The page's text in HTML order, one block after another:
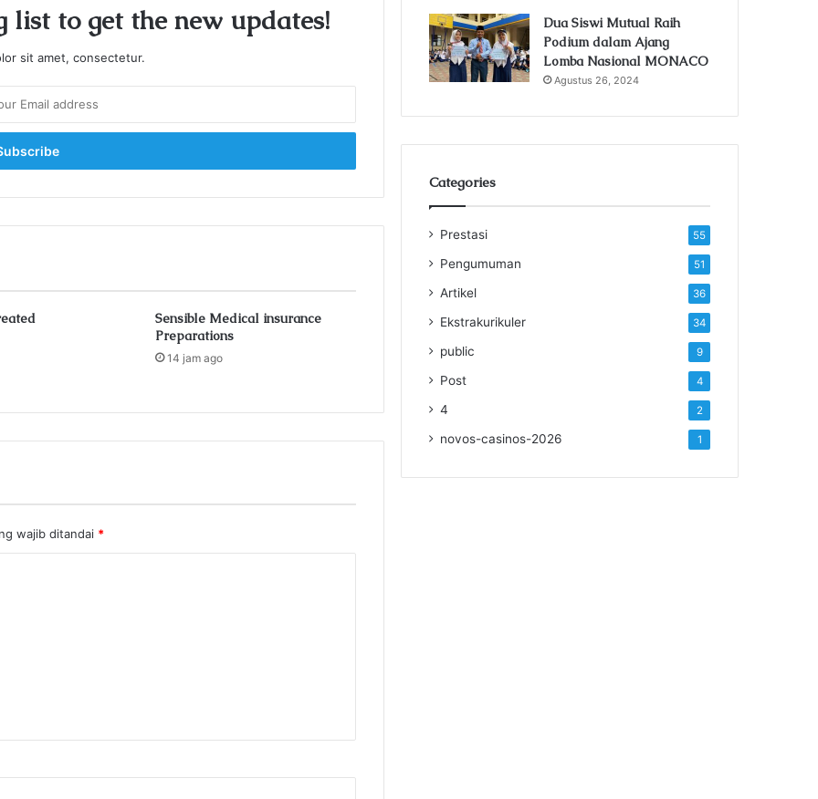
list to get the new updates!
sit amet, consectetur.
Sensible Medical insurance
Preparations
14 jam ago
wajib ditandai *
Dua Siswi Mutual Raih
Podium dalam Ajang
Lomba Nasional MONACO
Agustus 26, 2024
Categories
Prestasi 55
Pengumuman 51
Artikel 36
Ekstrakurikuler 34
public 9
Post 4
4 2
novos-casinos-2026 1